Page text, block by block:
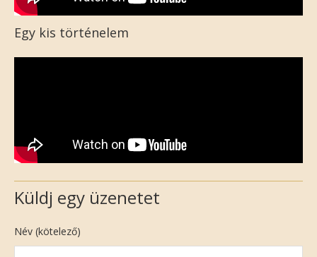
Egy kis történelem
Küldj egy üzenetet
Név (kötelező)